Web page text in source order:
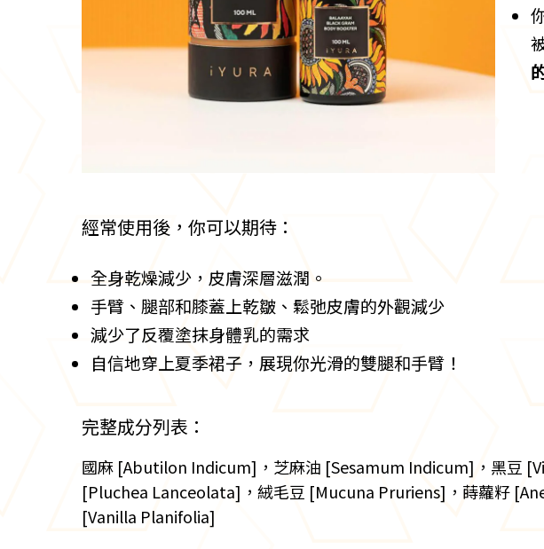
經常使用後，你可以期待：
全身乾燥減少，皮膚深層滋潤。
手臂、腿部和膝蓋上乾皺、鬆弛皮膚的外觀減少
減少了反覆塗抹身體乳的需求
自信地穿上夏季裙子，展現你光滑的雙腿和手臂！
完整成分列表：
國麻 [Abutilon Indicum]，芝麻油 [Sesamum Indicum]，黑豆
[Pluchea Lanceolata]，絨毛豆 [Mucuna Pruriens]，蒔蘿籽
[Vanilla Planifolia]